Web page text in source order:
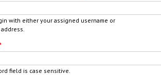
with either your assigned username or
field is case sensitive.